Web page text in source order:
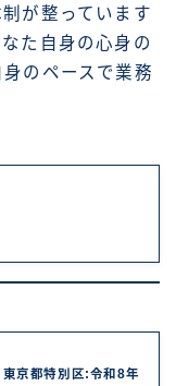
が整っています
た自身の心身の
のペースで業務
東京都特別区:令和8年